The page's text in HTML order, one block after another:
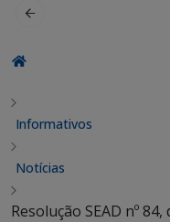
Informativos
Notícias
Resolução SEAD nº